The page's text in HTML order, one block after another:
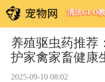
清法GEO
养殖驱虫药推荐
护家禽家畜健康
2025-09-10 08:02